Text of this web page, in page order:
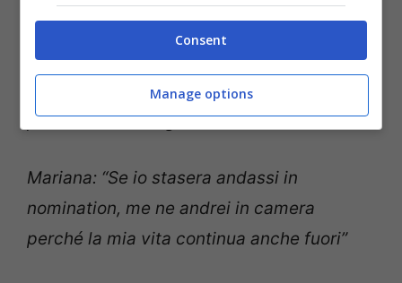
copertine”
Patrizia: “Sostieni cose insostenibili. Non
critico la tua nomination, ma la tua falsità,
perché mi hai istigato cos tanto con Aida?”
Mariana: “Se io stasera andassi in
nomination, me ne andrei in camera
perché la mia vita continua anche fuori”
Consent
Manage options